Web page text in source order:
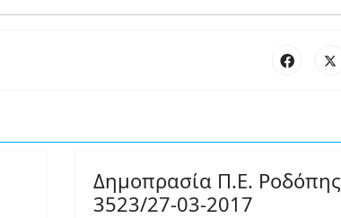
Δημοπρασία Π.Ε. Ροδόπης
3523/27-03-2017